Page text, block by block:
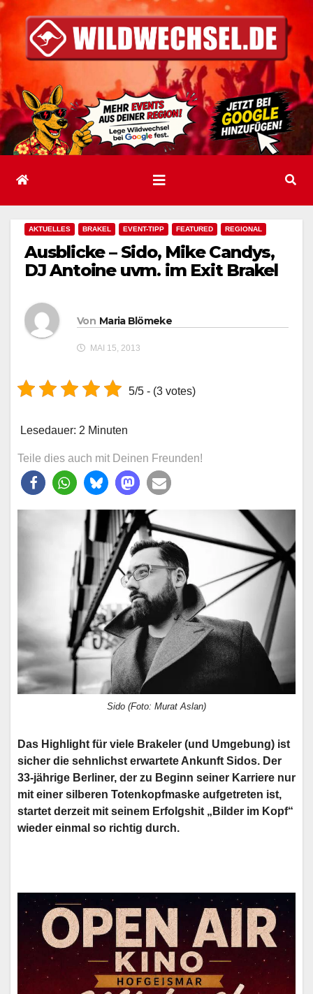
Inhalt
springen
AKTUELLES BRAKEL EVENT-TIPP FEATURED REGIONAL
Ausblicke – Sido, Mike Candys,
DJ Antoine uvm. im Exit Brakel
Von Maria Blömeke
MAI 15, 2013
5/5 - (3 votes)
Lesedauer: 2 Minuten
Teile dies auch mit Deinen Freunden!
Sido (Foto: Murat Aslan)
Das Highlight für viele Brakeler (und Umgebung) ist
sicher die sehnlichst erwartete Ankunft Sidos. Der
33-jährige Berliner, der zu Beginn seiner Karriere nur
mit einer silberen Totenkopfmaske aufgetreten ist,
startet derzeit mit seinem Erfolgshit „Bilder im Kopf“
wieder einmal so richtig durch.